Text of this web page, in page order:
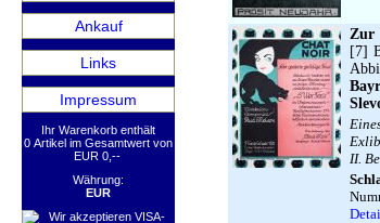
Ankauf
Links
Impressum
Ihr Warenkorb enthält
0 Artikel im Gesamtwert von
EUR 0,--
Währung:
EUR
Zur
[7]
II.